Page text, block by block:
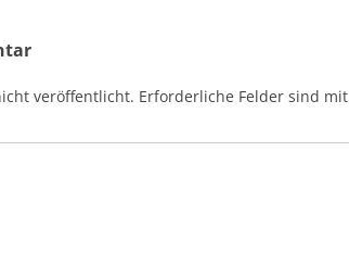
veröffentlicht. Erforderliche Felder sind mit